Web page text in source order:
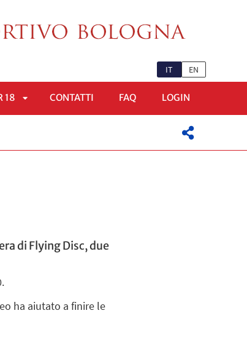
IT EN
18 CONTATTI FAQ LOGIN
di Flying Disc, due
ha aiutato a finire le